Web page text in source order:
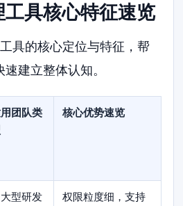
具核心特征速览
具的核心定位与特征，帮
建立整体认知。
团队类
核心优势速览
型研发
权限粒度细，支持